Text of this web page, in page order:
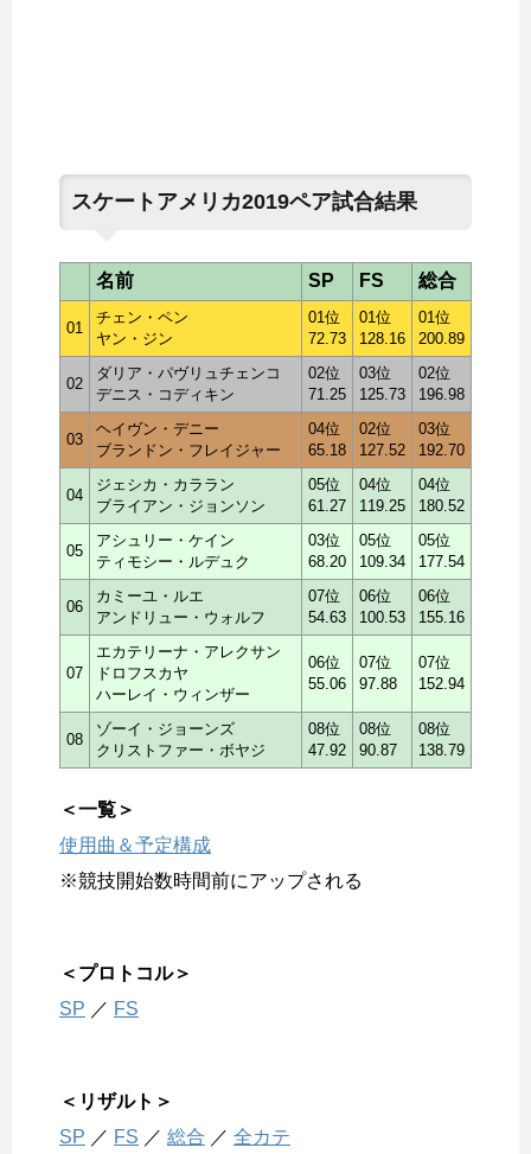
スケートアメリカ2019ペア試合結果
名前 SP FS 総合
01
チェン・ペン
ヤン・ジン
01位
72.73
01位
128.16
01位
200.89
02
ダリア・パヴリュチェンコ
デニス・コディキン
02位
71.25
03位
125.73
02位
196.98
03
ヘイヴン・デニー
ブランドン・フレイジャー
04位
65.18
02位
127.52
03位
192.70
04
ジェシカ・カララン
ブライアン・ジョンソン
05位
61.27
04位
119.25
04位
180.52
05
アシュリー・ケイン
ティモシー・ルデュク
03位
68.20
05位
109.34
05位
177.54
06
カミーユ・ルエ
アンドリュー・ウォルフ
07位
54.63
06位
100.53
06位
155.16
07
エカテリーナ・アレクサン
ドロフスカヤ
ハーレイ・ウィンザー
06位
55.06
07位
97.88
07位
152.94
08
ゾーイ・ジョーンズ
クリストファー・ボヤジ
08位
47.92
08位
90.87
08位
138.79
＜一覧＞
使用曲＆予定構成
※競技開始数時間前にアップされる
＜プロトコル＞
SP ／ FS
＜リザルト＞
SP ／ FS ／ 総合 ／ 全カテ